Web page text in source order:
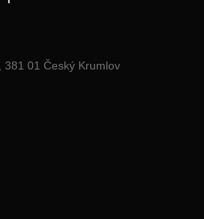
381 01 Český Krumlov